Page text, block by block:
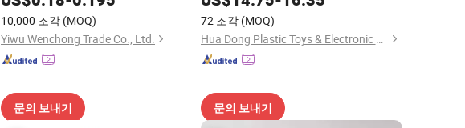
10,000 조각 (MOQ)
Yiwu Wenchong Trade Co., Ltd.
문의 보내기
리 평면
72 조각 (MOQ)
Hua Dong Plastic Toys & Electronic Co., Ltd
문의 보내기